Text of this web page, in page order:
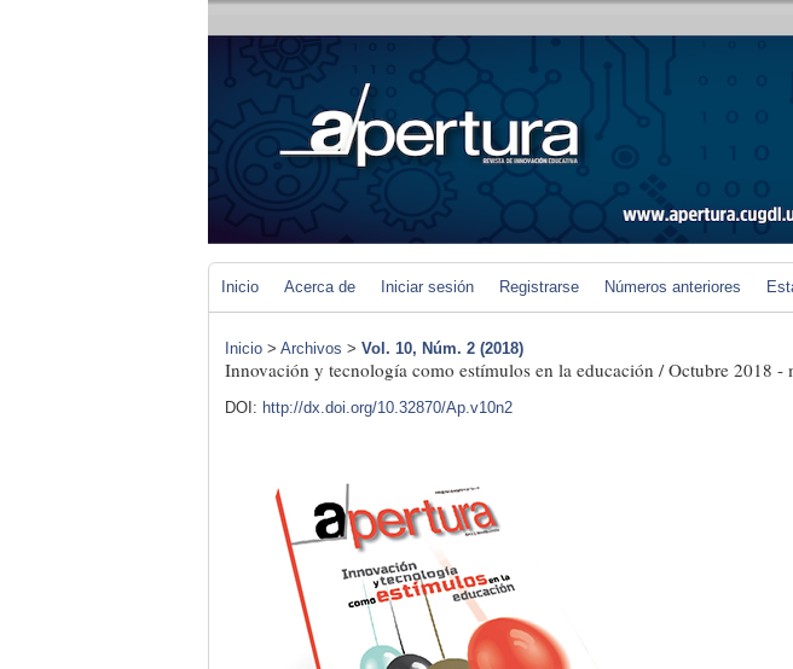
Inicio Acerca de Iniciar sesión Registrarse Números anteriores
Inicio > Archivos > Vol. 10, Núm. 2 (2018)
Innovación y tecnología como estímulos en la educación / Octubre 2018 -
DOI: http://dx.doi.org/10.32870/Ap.v10n2